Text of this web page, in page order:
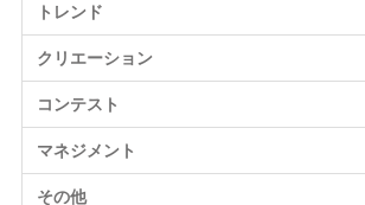
トレンド
クリエーション
コンテスト
マネジメント
その他